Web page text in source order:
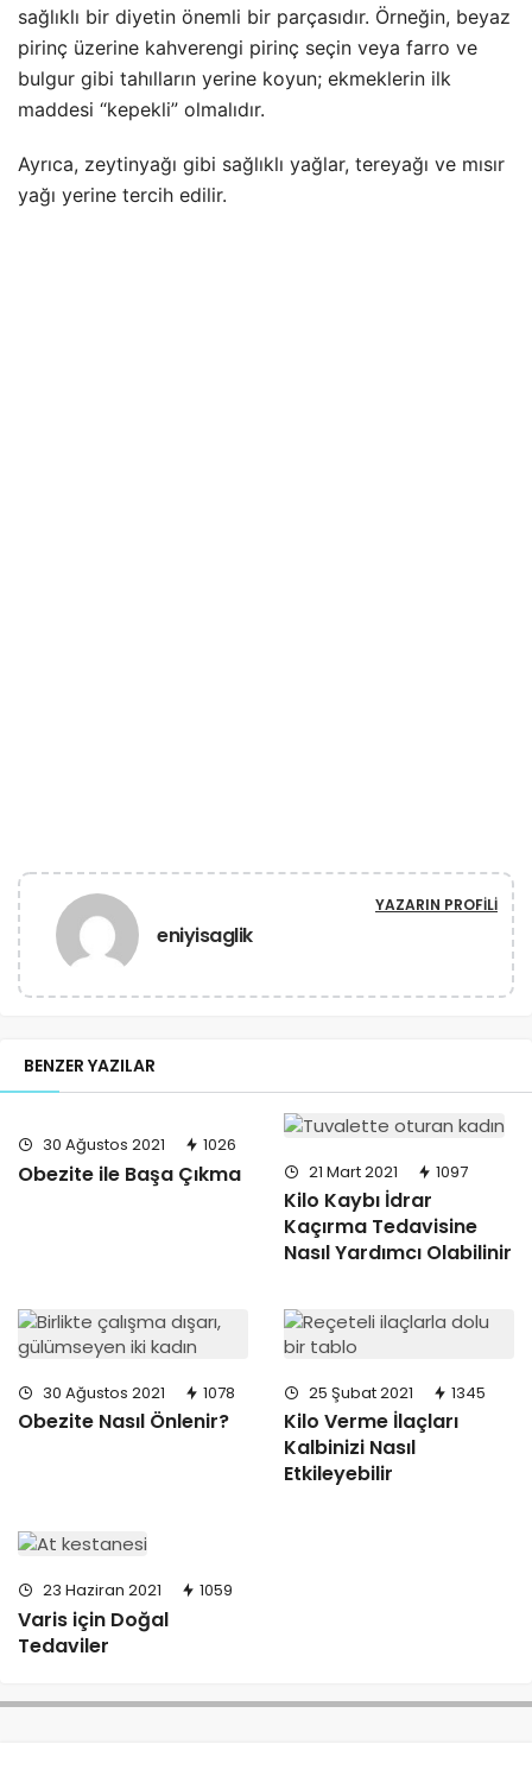
sağlıklı bir diyetin önemli bir parçasıdır. Örneğin, beyaz
pirinç üzerine kahverengi pirinç seçin veya farro ve
bulgur gibi tahılların yerine koyun; ekmeklerin ilk
maddesi “kepekli” olmalıdır.
Ayrıca, zeytinyağı gibi sağlıklı yağlar, tereyağı ve mısır
yağı yerine tercih edilir.
eniyisaglik
YAZARIN PROFILI
BENZER YAZILAR
30 Ağustos 2021 1026
Obezite ile Başa Çıkma 21 Mart 2021 1097
Kilo Kaybı İdrar
Kaçırma Tedavisine
Nasıl Yardımcı Olabilinir
30 Ağustos 2021 1078
Obezite Nasıl Önlenir?
25 Şubat 2021 1345
Kilo Verme İlaçları
Kalbinizi Nasıl
Etkileyebilir
23 Haziran 2021 1059
Varis için Doğal
Tedaviler